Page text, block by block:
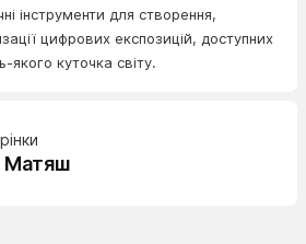
інструменти для створення,
цифрових експозицій, доступних
якого куточка світу.
Матяш